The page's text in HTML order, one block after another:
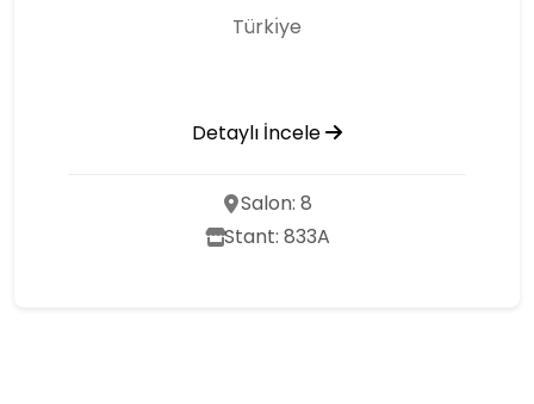
Türkı̇ye
Detaylı İncele
Salon: 8
Stant: 833A